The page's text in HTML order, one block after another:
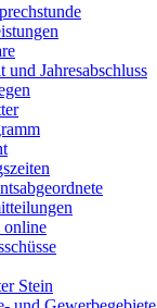
und Jahresabschluss
online
Stein